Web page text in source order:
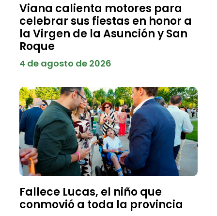
Viana calienta motores para
celebrar sus fiestas en honor a
la Virgen de la Asunción y San
Roque
4 de agosto de 2026
Fallece Lucas, el niño que
conmovió a toda la provincia